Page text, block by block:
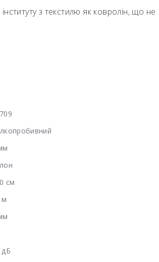
з текстилю як ковролін, що не
см
м
дБ